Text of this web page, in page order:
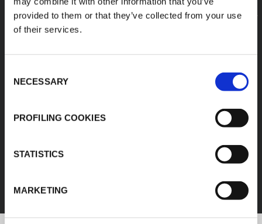
provided to them or that they’ve collected from your use
of their services.
Selection
NECESSARY
PROFILING COOKIES
STATISTICS
MARKETING